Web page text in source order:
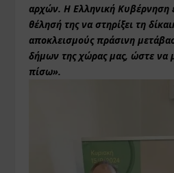
αρχών. Η Ελληνική Κυβέρνηση
θέλησή της να στηρίξει τη
αποκλεισμούς πράσινη
δήμων της χώρας μας, ώστε να
πίσω».